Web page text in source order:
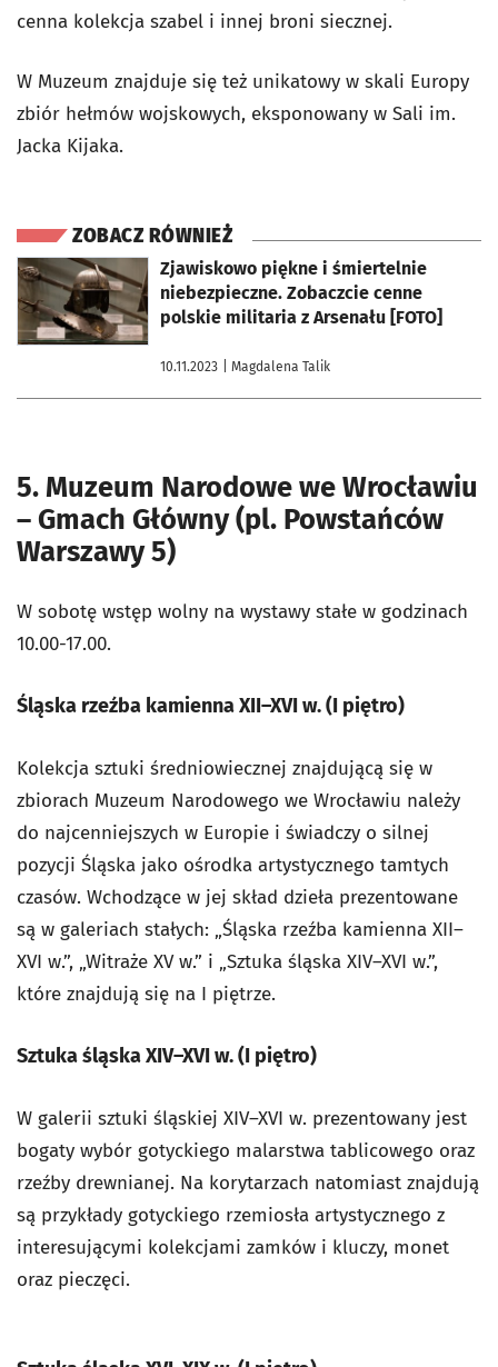
cenna kolekcja szabel i innej broni siecznej.
W Muzeum znajduje się też unikatowy w skali Europy
zbiór hełmów wojskowych, eksponowany w Sali im.
Jacka Kijaka.
ZOBACZ RÓWNIEŻ
Zjawiskowo piękne i śmiertelnie
niebezpieczne. Zobaczcie cenne
polskie militaria z Arsenału [FOTO]
10.11.2023 | Magdalena Talik
otworzy się w nowej karcie
5. Muzeum Narodowe we Wrocławiu
– Gmach Główny (pl. Powstańców
Warszawy 5)
W sobotę wstęp wolny na wystawy stałe w godzinach
10.00-17.00.
Śląska rzeźba kamienna XII–XVI w. (I piętro)
Kolekcja sztuki średniowiecznej znajdującą się w
zbiorach Muzeum Narodowego we Wrocławiu należy
do najcenniejszych w Europie i świadczy o silnej
pozycji Śląska jako ośrodka artystycznego tamtych
czasów. Wchodzące w jej skład dzieła prezentowane
są w galeriach stałych: „Śląska rzeźba kamienna XII–
XVI w.”, „Witraże XV w.” i „Sztuka śląska XIV–XVI w.”,
które znajdują się na I piętrze.
Sztuka śląska XIV–XVI w. (I piętro)
W galerii sztuki śląskiej XIV–XVI w. prezentowany jest
bogaty wybór gotyckiego malarstwa tablicowego oraz
rzeźby drewnianej. Na korytarzach natomiast znajdują
są przykłady gotyckiego rzemiosła artystycznego z
interesującymi kolekcjami zamków i kluczy, monet
oraz pieczęci.